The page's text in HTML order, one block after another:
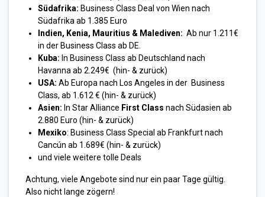
Südafrika: Business Class Deal von Wien nach
Südafrika ab 1.385 Euro
Indien, Kenia, Mauritius & Malediven: Ab nur 1.211€
in der Business Class ab DE.
Kuba: In Business Class ab Deutschland nach
Havanna ab 2.249€ (hin- & zurück)
USA: Ab Europa nach Los Angeles in der Business
Class, ab 1.612 € (hin- & zurück)
Asien: In Star Alliance First Class nach Südasien ab
2.880 Euro (hin- & zurück)
Mexiko: Business Class Special ab Frankfurt nach
Cancún ab 1.689€ (hin- & zurück)
und viele weitere tolle Deals
Achtung, viele Angebote sind nur ein paar Tage gültig.
Also nicht lange zögern!